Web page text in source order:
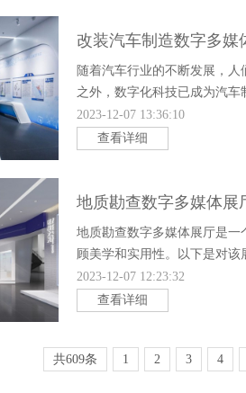
改装汽车制造数字多媒
随着汽车行业的不断发展，
之外，数字化科技已成为汽
装汽车在年轻人中非常受欢迎
2023-12-07 13:36:10
查看详细
地质勘查数字多媒体展
地质勘查数字多媒体展厅是
顾美学和实用性。以下是对
递。在空间布局上，可以通过
2023-12-07 12:23:32
查看详细
共609条 1 2 3 4